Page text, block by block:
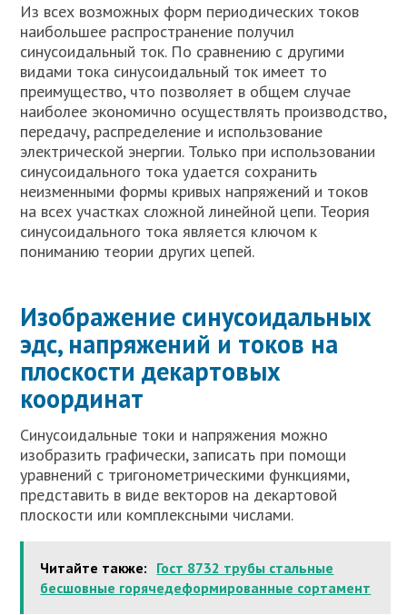
Из всех возможных форм периодических токов
наибольшее распространение получил
синусоидальный ток. По сравнению с другими
видами тока синусоидальный ток имеет то
преимущество, что позволяет в общем случае
наиболее экономично осуществлять производство,
передачу, распределение и использование
электрической энергии. Только при использовании
синусоидального тока удается сохранить
неизменными формы кривых напряжений и токов
на всех участках сложной линейной цепи. Теория
синусоидального тока является ключом к
пониманию теории других цепей.
Изображение синусоидальных
эдс, напряжений и токов на
плоскости декартовых
координат
Синусоидальные токи и напряжения можно
изобразить графически, записать при помощи
уравнений с тригонометрическими функциями,
представить в виде векторов на декартовой
плоскости или комплексными числами.
Читайте также: Гост 8732 трубы стальные
бесшовные горячедеформированные сортамент